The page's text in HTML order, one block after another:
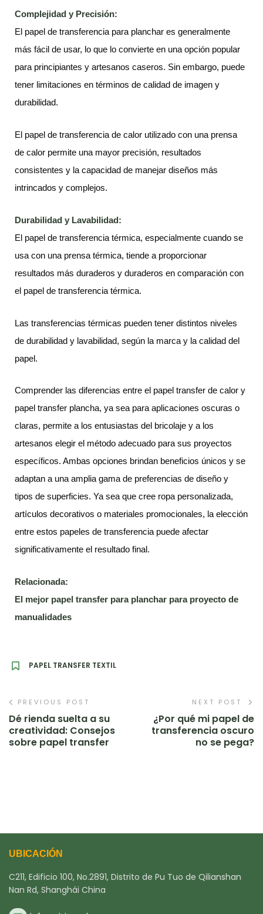
Complejidad y Precisión:
El papel de transferencia para planchar es generalmente
más fácil de usar, lo que lo convierte en una opción popular
para principiantes y artesanos caseros. Sin embargo, puede
tener limitaciones en términos de calidad de imagen y
durabilidad.
El papel de transferencia de calor utilizado con una prensa
de calor permite una mayor precisión, resultados
consistentes y la capacidad de manejar diseños más
intrincados y complejos.
Durabilidad y Lavabilidad:
El papel de transferencia térmica, especialmente cuando se
usa con una prensa térmica, tiende a proporcionar
resultados más duraderos y duraderos en comparación con
el papel de transferencia térmica.
Las transferencias térmicas pueden tener distintos niveles
de durabilidad y lavabilidad, según la marca y la calidad del
papel.
Comprender las diferencias entre el papel transfer de calor y
papel transfer plancha, ya sea para aplicaciones oscuras o
claras, permite a los entusiastas del bricolaje y a los
artesanos elegir el método adecuado para sus proyectos
específicos. Ambas opciones brindan beneficios únicos y se
adaptan a una amplia gama de preferencias de diseño y
tipos de superficies. Ya sea que cree ropa personalizada,
artículos decorativos o materiales promocionales, la elección
entre estos papeles de transferencia puede afectar
significativamente el resultado final.
Relacionada:
El mejor papel transfer para planchar para proyecto de
manualidades
PAPEL TRANSFER TEXTIL
PREVIOUS POST
Dé rienda suelta a su
creatividad: Consejos
sobre papel transfer
NEXT POST
¿Por qué mi papel de
transferencia oscuro
no se pega?
UBICACIÓN
C211, Edificio 100, No.2891, Distrito de Pu Tuo de Qilianshan
Nan Rd, Shanghái China